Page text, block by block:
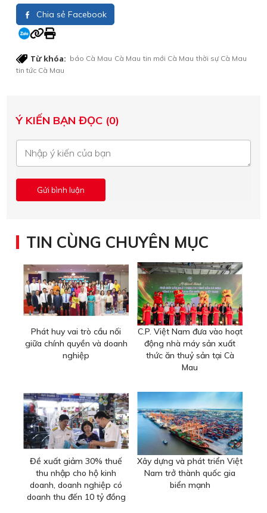
Chia sẻ Facebook
Từ khóa: báo Cà Mau Cà Mau tin mới Cà Mau thời sự Cà Mau
tin tức Cà Mau
Ý KIẾN BẠN ĐỌC (0)
TIN CÙNG CHUYÊN MỤC
Phát huy vai trò cầu nối
giữa chính quyền và doanh
nghiệp
C.P. Việt Nam đưa vào hoạt
động nhà máy sản xuất
thức ăn thuỷ sản tại Cà
Mau
Đề xuất giảm 30% thuế
thu nhập cho hộ kinh
doanh, doanh nghiệp có
doanh thu đến 10 tỷ đồng
Xây dựng và phát triển Việt
Nam trở thành quốc gia
biển mạnh